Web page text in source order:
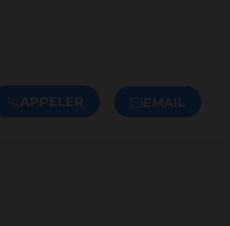
APPELER EMAIL